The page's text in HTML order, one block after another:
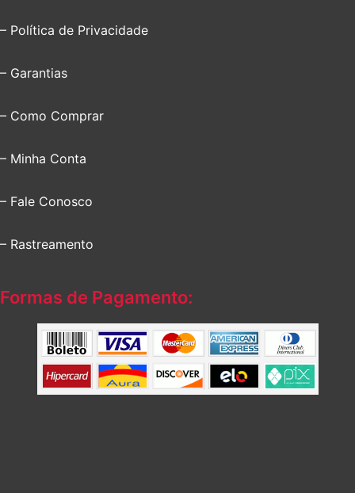
– Política de Privacidade
– Garantias
– Como Comprar
– Minha Conta
– Fale Conosco
– Rastreamento
Formas de Pagamento: